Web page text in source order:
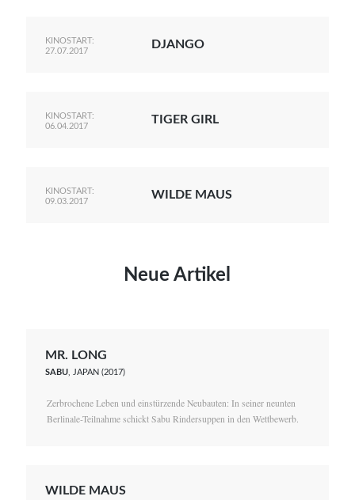
KINOSTART:
27.07.2017
DJANGO
KINOSTART:
06.04.2017
TIGER GIRL
KINOSTART:
09.03.2017
WILDE MAUS
Neue Artikel
MR. LONG
SABU, JAPAN (2017)
Zerbrochene Leben und einstürzende Neubauten: In seiner neunten
Berlinale-Teilnahme schickt Sabu Rindersuppen in den Wettbewerb.
WILDE MAUS